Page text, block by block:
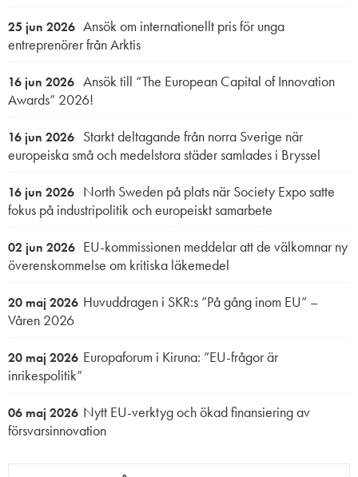
25 jun 2026 Ansök om internationellt pris för unga
entreprenörer från Arktis
16 jun 2026 Ansök till “The European Capital of Innovation
Awards” 2026!
16 jun 2026 Starkt deltagande från norra Sverige när
europeiska små och medelstora städer samlades i Bryssel
16 jun 2026 North Sweden på plats när Society Expo satte
fokus på industripolitik och europeiskt samarbete
02 jun 2026 EU-kommissionen meddelar att de välkomnar ny
överenskommelse om kritiska läkemedel
20 maj 2026 Huvuddragen i SKR:s ”På gång inom EU” –
Våren 2026
20 maj 2026 Europaforum i Kiruna: ”EU-frågor är
inrikespolitik”
06 maj 2026 Nytt EU-verktyg och ökad finansiering av
försvarsinnovation